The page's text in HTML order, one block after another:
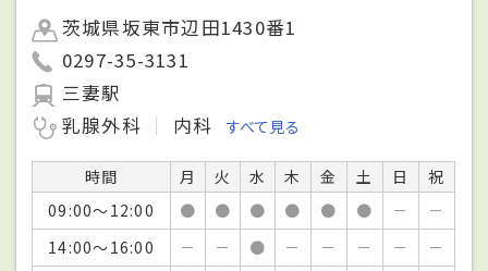
茨城県坂東市辺田1430番1
0297-35-3131
三妻駅
乳腺外科
内科 すべて見る
時間 月 火 水 木 金 土 日
祝
09:00～12:00
● ● ● ● ● ● －
－
14:00～16:00
－ － ● － － － －
－